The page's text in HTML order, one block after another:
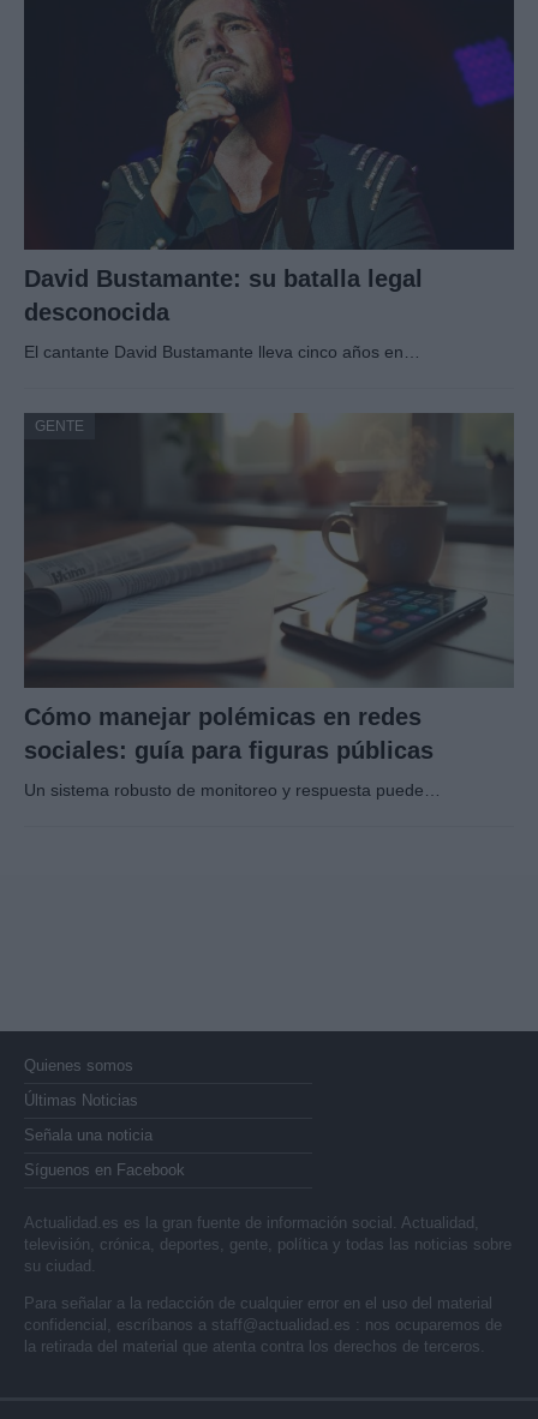
David Bustamante: su batalla legal
desconocida
El cantante David Bustamante lleva cinco años en…
GENTE
Cómo manejar polémicas en redes
sociales: guía para figuras públicas
Un sistema robusto de monitoreo y respuesta puede…
Quienes somos
Últimas Noticias
Señala una noticia
Síguenos en Facebook
Actualidad.es es la gran fuente de información social. Actualidad,
televisión, crónica, deportes, gente, política y todas las noticias sobre
su ciudad.
Para señalar a la redacción de cualquier error en el uso del material
confidencial, escríbanos a staff@actualidad.es : nos ocuparemos de
la retirada del material que atenta contra los derechos de terceros.